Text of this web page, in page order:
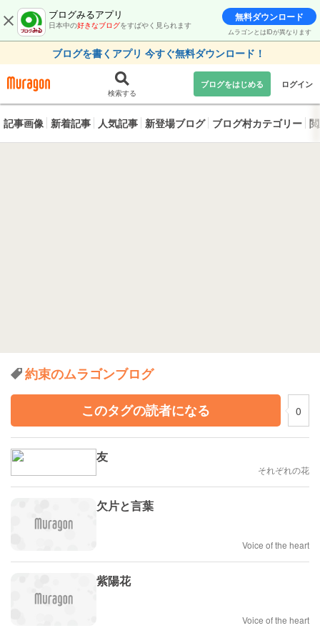
ブログみるアプリ
日本中の好きなブログをすばやく見られます
無料ダウンロード
ムラゴンとはIDが異なります
ブログを書くアプリ 今すぐ無料ダウンロード！
検索する
ブログをはじめる ログイン
記事画像 新着記事 人気記事 新登場ブログ ブログ村カテゴリー
約束のムラゴンブログ
このタグの読者になる
0
友
それぞれの花
欠片と言葉
Voice of the heart
紫陽花
Voice of the heart